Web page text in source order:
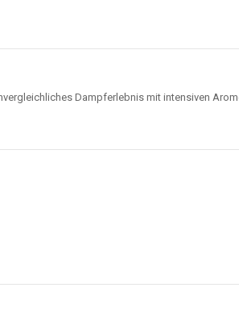
Dampferlebnis mit intensiven